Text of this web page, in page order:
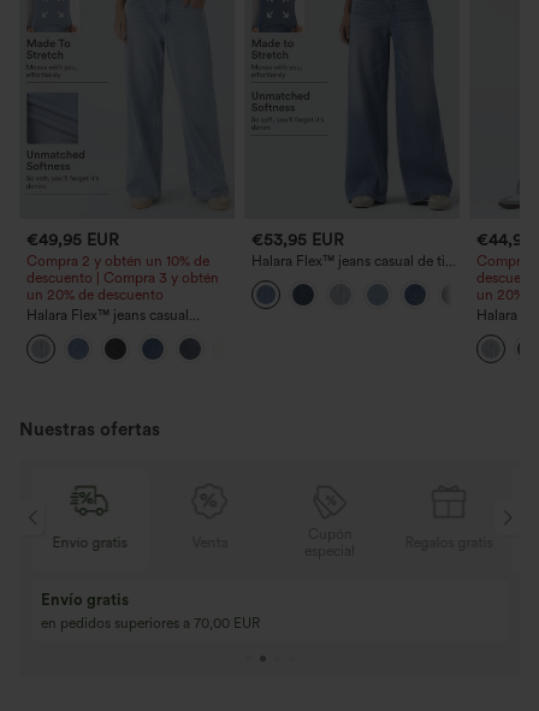
€49,95 EUR
Compra 2 y obtén un 10% de
descuento | Compra 3 y obtén
un 20% de descuento
Halara Flex™ jeans casual
lavados, de talle bajo, estilo
baggy de pierna ancha con
bolsillos con cremallera
€53,95 EUR
Halara Flex™ jeans casual de tiro
medio, lavado, holgados de
pierna ancha, con bolsillos
€44,95
Compra
un 20%
Halara
lavados
con
corte
Nuestras ofertas
Venta
Compra 3 y llévate 1 gratis
Compra 4 por 3, compra 8 por 6